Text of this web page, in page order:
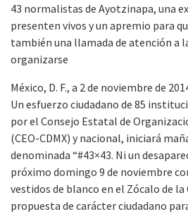
43 normalistas de Ayotzinapa, una
presenten vivos y un apremio para
también una llamada de atención a
organizarse
México, D. F., a 2 de noviembre de
Un esfuerzo ciudadano de 85
por el Consejo Estatal de
(CEO-CDMX) y nacional, iniciará
denominada “#43×43. Ni un
próximo domingo 9 de noviembre
vestidos de blanco en el Zócalo de la
propuesta de carácter ciudadano